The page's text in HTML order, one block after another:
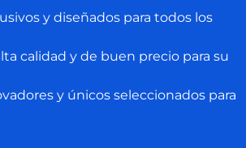
y diseñados para todos los
calidad y de buen precio para su
y únicos seleccionados para